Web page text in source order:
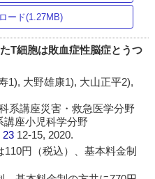
ード(1.27MB)
T細胞は敗血症性脳症とうつ
1), 大野雄康1), 大山正平2),
系講座災害・救急医学分野
講座小児科学分野
23 12-15, 2020.
円（税込）、基本料金制